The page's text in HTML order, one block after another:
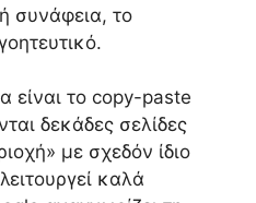
συνάφεια, το
είναι το copy-paste
δεκάδες σελίδες
με σχεδόν ίδιο
καλά